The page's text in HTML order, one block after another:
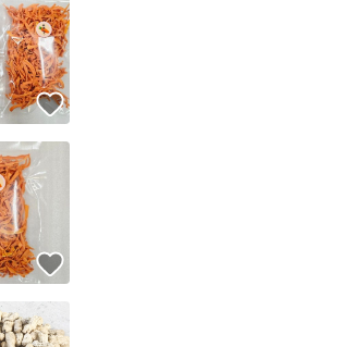
を保証しているものではありません
は高頻度で24時間以内＆設定した発送日数内に発送してい
は高頻度で24時間以内に発送しています
は設定した発送日数内に発送しています
いいね！